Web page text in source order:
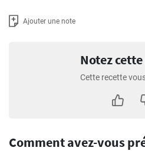
Ajouter une note
Notez
Cette recette
Comment avez-vous